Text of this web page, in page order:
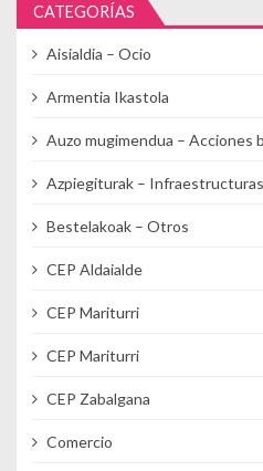
CATEGORÍAS
Aisialdia – Ocio
Armentia Ikastola
Auzo mugimendua – Acciones
Azpiegiturak – Infraestructuras
Bestelakoak – Otros
CEP Aldaialde
CEP Mariturri
CEP Mariturri
CEP Zabalgana
Comercio